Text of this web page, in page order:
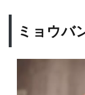
ミョウバ